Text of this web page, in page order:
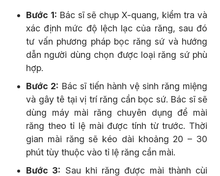
Bước 1: Bác sĩ sẽ chụp X-quang, kiểm tra và
xác định mức độ lệch lạc của răng, sau đó
tư vấn phương pháp bọc răng sứ và hướng
dẫn người dùng chọn được loại răng sứ phù
hợp.
Bước 2: Bác sĩ tiến hành vệ sinh răng miệng
và gây tê tại vị trí răng cần bọc sứ. Bác sĩ sẽ
dùng máy mài răng chuyên dụng để mài
răng theo tỉ lệ mài được tính từ trước. Thời
gian mài răng sẽ kéo dài khoảng 20 – 30
phút tùy thuộc vào tỉ lệ răng cần mài.
Bước 3: Sau khi răng được mài thành cùi